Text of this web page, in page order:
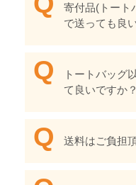
寄付品(トート
で送っても良
トートバッグ
て良いですか？
送料はご負担